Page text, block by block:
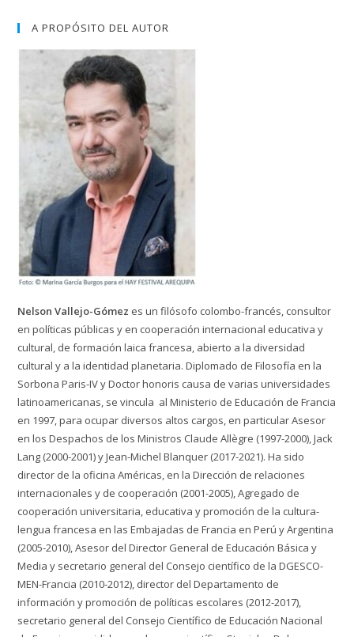
A PROPÓSITO DEL AUTOR
Nelson Vallejo-Gómez es un filósofo colombo-francés, consultor
en políticas públicas y en cooperación internacional educativa y
cultural, de formación laica francesa, abierto a la diversidad
cultural y a la identidad planetaria. Diplomado de Filosofía en la
Sorbona Paris-IV y Doctor honoris causa de varias universidades
latinoamericanas, se vincula al Ministerio de Educación de Francia
en 1997, para ocupar diversos altos cargos, en particular Asesor
en los Despachos de los Ministros Claude Allègre (1997-2000), Jack
Lang (2000-2001) y Jean-Michel Blanquer (2017-2021). Ha sido
director de la oficina Américas, en la Dirección de relaciones
internacionales y de cooperación (2001-2005), Agregado de
cooperación universitaria, educativa y promoción de la cultura-
lengua francesa en las Embajadas de Francia en Perú y Argentina
(2005-2010), Asesor del Director General de Educación Básica y
Media y secretario general del Consejo científico de la DGESCO-
MEN-Francia (2010-2012), director del Departamento de
información y promoción de políticas escolares (2012-2017),
secretario general del Consejo Científico de Educación Nacional